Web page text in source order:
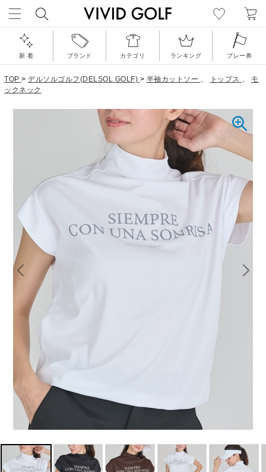
新 着 ブランド カテゴリ ランキング プレー券
TOP > デルソルゴルフ(DELSOL GOLF) > 半袖カットソー 、 トップス 、 モ
ックネック